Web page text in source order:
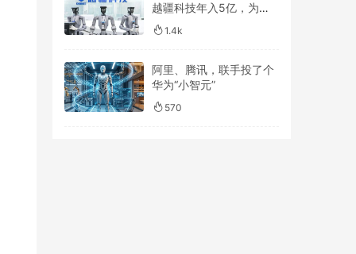
越疆科技年入5亿，为什
么还在亏钱？
1.4k
阿里、腾讯，联手投了个
华为“小智元”
570